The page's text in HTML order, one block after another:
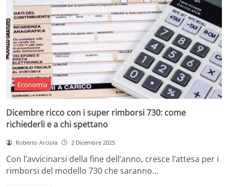
Economia
Dicembre ricco con i super rimborsi 730: come
richiederli e a chi spettano
Roberto Arciola 2 Dicembre 2025
Con l’avvicinarsi della fine dell’anno, cresce l’attesa per i
rimborsi del modello 730 che saranno…